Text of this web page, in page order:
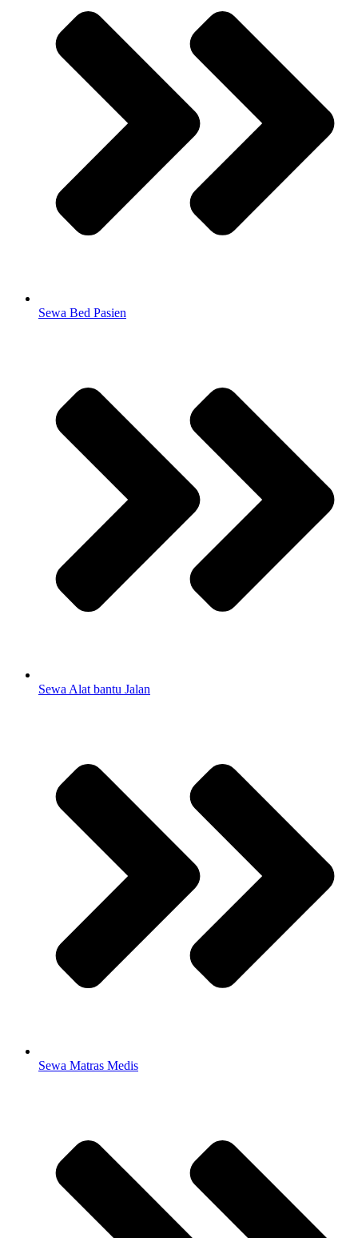
Sewa Bed Pasien
Sewa Alat bantu Jalan
Sewa Matras Medis